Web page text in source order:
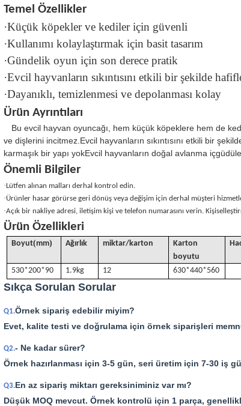
Temel Özellikler
·Küçük köpekler ve kediler için güvenli
·Kullanımı kolaylaştırmak için basit tasarım
·Gündelik oyun için son derece pratik
·Evcil hayvanların sıkıntısını etkili bir şekilde
·Dayanıklı, temizlenmesi ve depolanması kolay
Ürün Ayrıntıları
Bu evcil hayvan oyuncağı, hem küçük köpeklere hem de
ve dişlerini incitmez.Evcil hayvanların sıkıntısını etkili bir
karmaşık bir yapı yokEvcil hayvanların doğal avlanma
Önemli Bilgiler
·Lütfen alınan malları derhal kontrol edin.
·Ürünler hasar görürse geri dönüş veya değişim için derhal müşteri
·Açık bir nakliye adresi, iletişim kişi ve telefon numarasını verin.
Ürün Özellikleri
Boyut(mm) Ağırlık miktar/karton
Karton
boyutu
530*200*90 1.9kg 12 630*440*560
Sıkça Sorulan Sorular
Q1.Örnek sipariş edebilir miyim?
Evet, kalite testi ve doğrulama için örnek siparişleri
Q2.- Ne kadar sürer?
Örnek hazırlanması için 3-5 gün, seri üretim için 7-30 iş
Q3.En az sipariş miktarı gereksiniminiz var mı?
Düşük MOQ mevcut. Örnek kontrolü için 1 parça,